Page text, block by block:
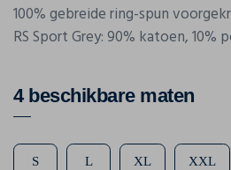
100% gebreide ring-spun
RS Sport Grey: 90% katoen, 10%
4 beschikbare maten
S L XL XXL